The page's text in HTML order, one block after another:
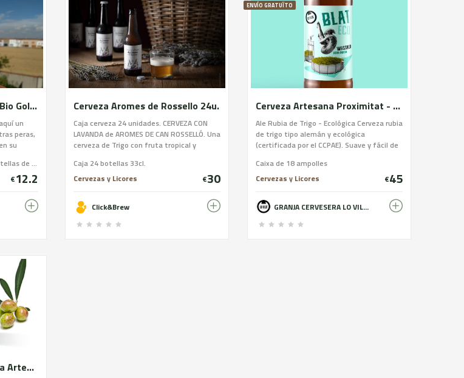
Zumo de pera ecológico Bio Golarde
un
peras,
su
de
y
y
Caixa 6 ampolles d'1l / Caja 6 botellas de 1l / 6 bottles box
€12.2
Cerveza Aromes de Rossello 24u.
Caja cerveza 24 unidades. CERVEZA CON
LAVANDA de AROMES DE CAN ROSSELLÓ. Una
cerveza de Trigo con fruta tropical y
Can Rosselló, una mezcla perfecta que
consigue una harmonía en sabor y aroma
cerveza una bebida muy refrescante y de
trago largo.
Caja 24 botellas 33cl.
Cervezas y Licores
€30
Click&Brew
ENVÍO GRATUÏTO
Cerveza Artesana Proximitat - Blat Eco
Ale Rubia de Trigo - Ecológica Cerveza rubia
de trigo tipo alemán y ecológica
(certificada por el CCPAE). Suave y fácil de
ácido refrescante. Alta carbonización, final
seco y sensación en boca cremosa, con
producto de la levadura de trigo.
Caixa de 18 ampolles
Cervezas y Licores
€45
GRANJA CERVESERA LO VILOT - FARM BREWERY
Oliba Green Beer, Cerveza Artesana Verde de Olivas, sin gluten, caja 12ud.